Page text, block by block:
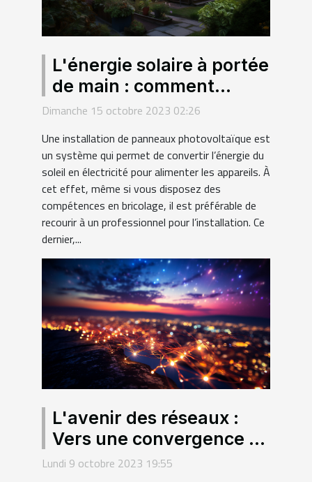
L'énergie solaire à portée
de main : comment
choisir le meilleur
photovoltaïques ?
Dimanche 15 octobre 2023 02:26
Une installation de panneaux photovoltaïque est
un système qui permet de convertir l’énergie du
soleil en électricité pour alimenter les appareils. À
cet effet, même si vous disposez des
compétences en bricolage, il est préférable de
recourir à un professionnel pour l’installation. Ce
dernier,...
L'avenir des réseaux :
Vers une convergence de
la fibre et du sans fil ?
Lundi 9 octobre 2023 19:55